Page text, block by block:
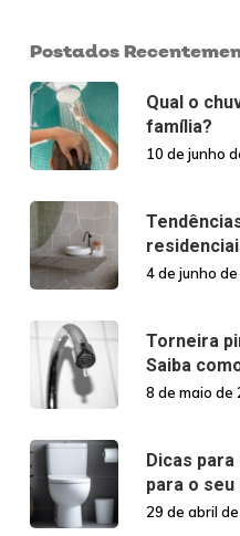
Postados
Qual o
família?
10 de junho
4 de junho
Torneira
Saiba
8 de maio de
Dicas
para o seu
29 de abril